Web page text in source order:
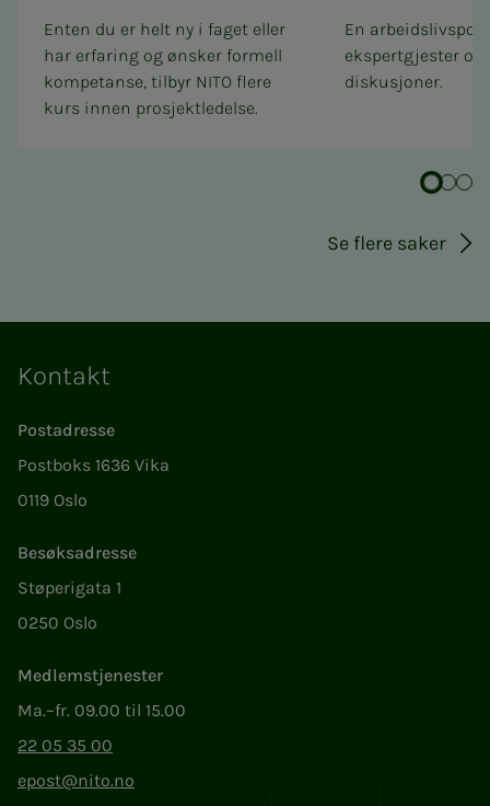
Enten du er helt ny i faget eller
har erfaring og ønsker formell
kompetanse, tilbyr NITO flere
kurs innen prosjektledelse.
En
ekspertgjester
diskusjoner.
Se flere saker
Kontakt
Postadresse
Postboks 1636 Vika
0119 Oslo
Besøksadresse
Støperigata 1
0250 Oslo
Medlemstjenester
Ma.–fr. 09.00 til 15.00
22 05 35 00
epost@nito.no